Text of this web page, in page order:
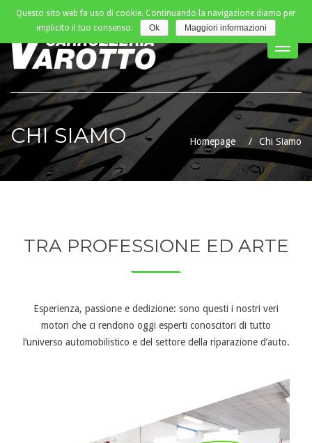
Toggle
CHI SIAMO Homepage Chi Siamo
TRA PROFESSIONE ED ARTE
Esperienza, passione e dedizione: sono questi i nostri veri
motori che ci rendono oggi esperti conoscitori di tutto
l’universo automobilistico e del settore della riparazione d’auto.
Questo sito web fa uso di cookie. Continuando la navigazione diamo per
implicito il tuo consenso.
Ok Maggiori informazioni